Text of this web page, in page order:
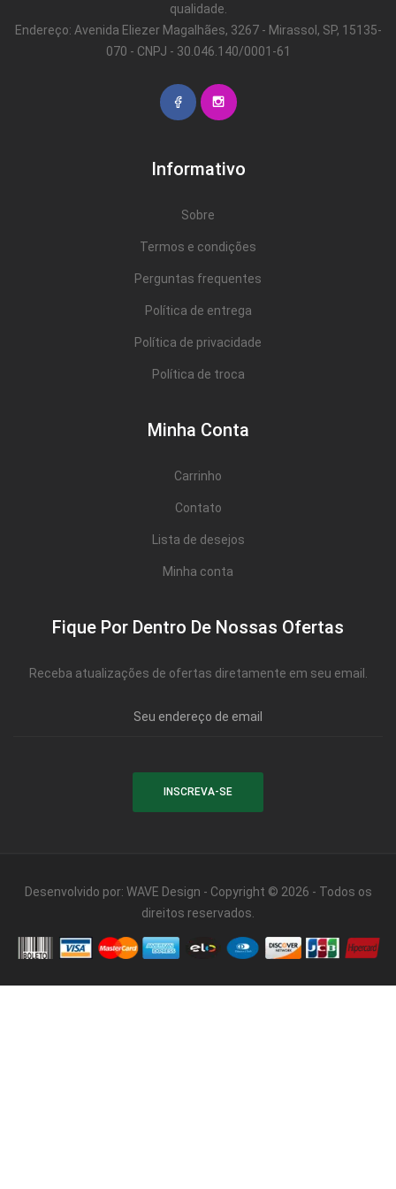
qualidade.
Endereço: Avenida Eliezer Magalhães, 3267 - Mirassol, SP, 15135-
070 - CNPJ - 30.046.140/0001-61
Informativo
Sobre
Termos e condições
Perguntas frequentes
Política de entrega
Política de privacidade
Política de troca
Minha Conta
Carrinho
Contato
Lista de desejos
Minha conta
Fique Por Dentro De Nossas Ofertas
Receba atualizações de ofertas diretamente em seu email.
Desenvolvido por: WAVE Design - Copyright © 2026 - Todos os
direitos reservados.